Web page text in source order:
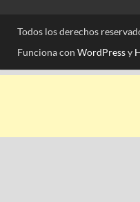
Todos los derechos
Funciona con WordPressy